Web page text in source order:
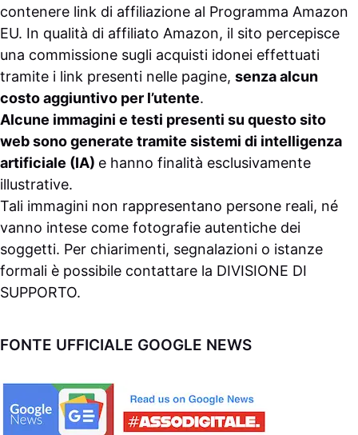
contenere link di affiliazione al Programma Amazon
EU. In qualità di affiliato Amazon, il sito percepisce
una commissione sugli acquisti idonei effettuati
tramite i link presenti nelle pagine, senza alcun
costo aggiuntivo per l’utente.
Alcune immagini e testi presenti su questo sito
web sono generate tramite sistemi di intelligenza
artificiale (IA) e hanno finalità esclusivamente
illustrative.
Tali immagini non rappresentano persone reali, né
vanno intese come fotografie autentiche dei
soggetti. Per chiarimenti, segnalazioni o istanze
formali è possibile contattare la DIVISIONE DI
SUPPORTO.
FONTE UFFICIALE GOOGLE NEWS